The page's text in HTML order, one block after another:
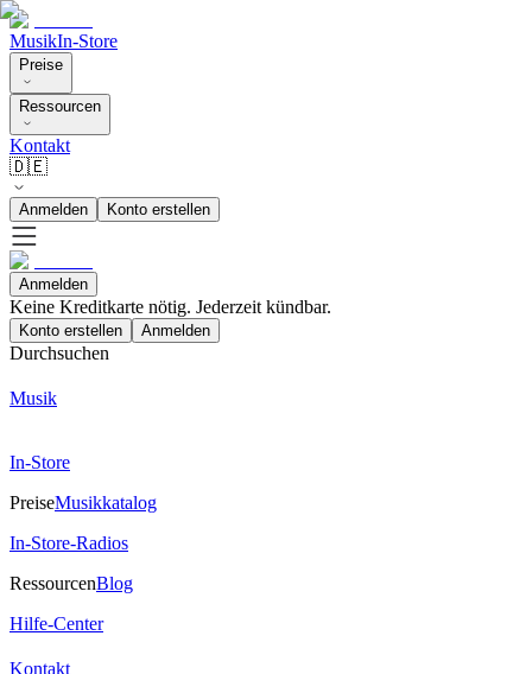
MusikIn-Store
Preise
Ressourcen
Kontakt
🇩🇪
Anmelden Konto erstellen
Anmelden
Keine Kreditkarte nötig. Jederzeit kündbar.
Konto erstellen Anmelden
Durchsuchen
Musik
In-Store
PreiseMusikkatalog
In-Store-Radios
RessourcenBlog
Hilfe-Center
Kontakt